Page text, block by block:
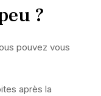
?
pouvez vous
après la